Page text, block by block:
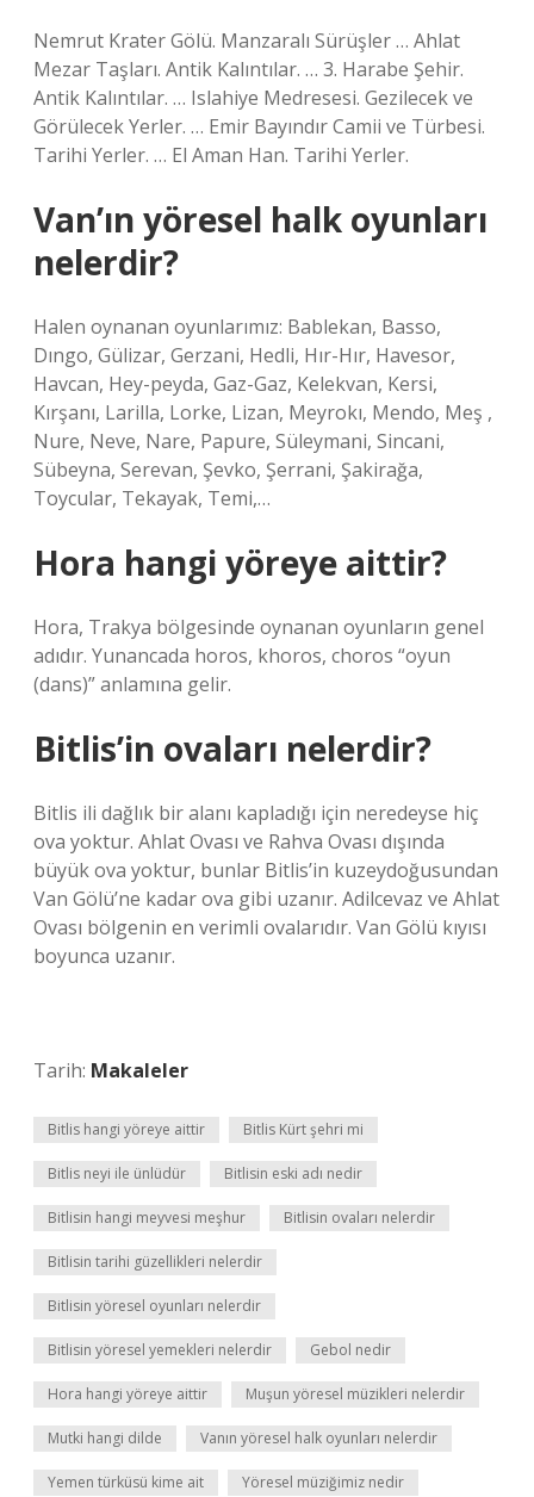
Nemrut Krater Gölü. Manzaralı Sürüşler … Ahlat
Mezar Taşları. Antik Kalıntılar. … 3. Harabe Şehir.
Antik Kalıntılar. … Islahiye Medresesi. Gezilecek ve
Görülecek Yerler. … Emir Bayındır Camii ve Türbesi.
Tarihi Yerler. … El Aman Han. Tarihi Yerler.
Van’ın yöresel halk oyunları
nelerdir?
Halen oynanan oyunlarımız: Bablekan, Basso,
Dıngo, Gülizar, Gerzani, Hedli, Hır-Hır, Havesor,
Havcan, Hey-peyda, Gaz-Gaz, Kelekvan, Kersi,
Kırşanı, Larilla, Lorke, Lizan, Meyrokı, Mendo, Meş ,
Nure, Neve, Nare, Papure, Süleymani, Sincani,
Sübeyna, Serevan, Şevko, Şerrani, Şakirağa,
Toycular, Tekayak, Temi,…
Hora hangi yöreye aittir?
Hora, Trakya bölgesinde oynanan oyunların genel
adıdır. Yunancada horos, khoros, choros “oyun
(dans)” anlamına gelir.
Bitlis’in ovaları nelerdir?
Bitlis ili dağlık bir alanı kapladığı için neredeyse hiç
ova yoktur. Ahlat Ovası ve Rahva Ovası dışında
büyük ova yoktur, bunlar Bitlis’in kuzeydoğusundan
Van Gölü’ne kadar ova gibi uzanır. Adilcevaz ve Ahlat
Ovası bölgenin en verimli ovalarıdır. Van Gölü kıyısı
boyunca uzanır.
Tarih: Makaleler
Bitlis hangi yöreye aittir Bitlis Kürt şehri mi
Bitlis neyi ile ünlüdür Bitlisin eski adı nedir
Bitlisin hangi meyvesi meşhur Bitlisin ovaları nelerdir
Bitlisin tarihi güzellikleri nelerdir
Bitlisin yöresel oyunları nelerdir
Bitlisin yöresel yemekleri nelerdir Gebol nedir
Hora hangi yöreye aittir Muşun yöresel müzikleri nelerdir
Mutki hangi dilde Vanın yöresel halk oyunları nelerdir
Yemen türküsü kime ait Yöresel müziğimiz nedir